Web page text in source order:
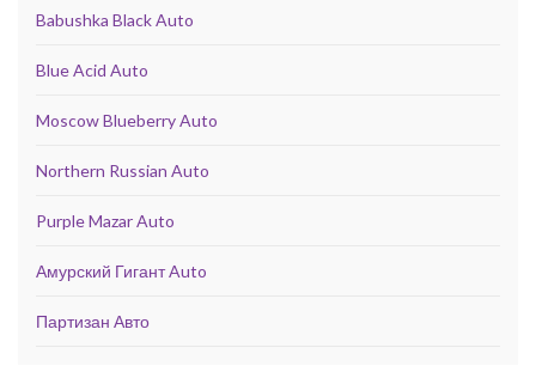
Babushka Black Auto
Blue Acid Auto
Moscow Blueberry Auto
Northern Russian Auto
Purple Mazar Auto
Амурский Гигант Auto
Партизан Авто